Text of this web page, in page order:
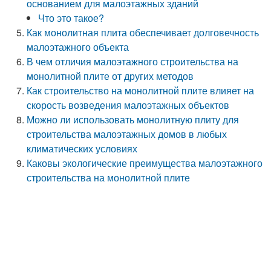
основанием для малоэтажных зданий
Что это такое?
Как монолитная плита обеспечивает долговечность
малоэтажного объекта
В чем отличия малоэтажного строительства на
монолитной плите от других методов
Как строительство на монолитной плите влияет на
скорость возведения малоэтажных объектов
Можно ли использовать монолитную плиту для
строительства малоэтажных домов в любых
климатических условиях
Каковы экологические преимущества малоэтажного
строительства на монолитной плите